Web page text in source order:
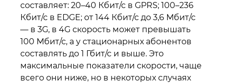
составляет: 20–40 Кбит/с в GPRS; 100–236
Кбит/с в EDGE; от 144 Кбит/с до 3,6 Мбит/с
— в 3G, в 4G скорость может превышать
100 Мбит/с, а у стационарных абонентов
составлять до 1 Гбит/с и выше. Это
максимальные показатели скорости, чаще
всего они ниже, но в некоторых случаях